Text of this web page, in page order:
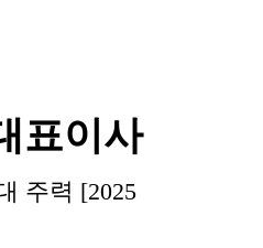
표이사
주력 [2025